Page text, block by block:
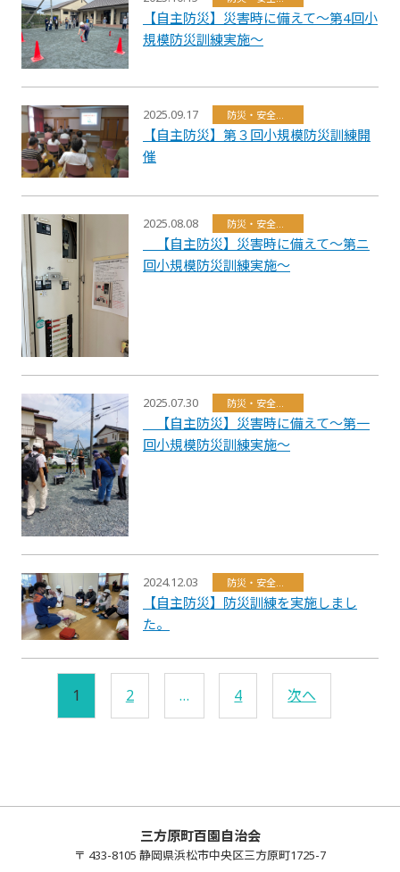
【自主防災】災害時に備えて～第4回小
規模防災訓練実施～
2025.09.17 防災・安全・環境・福祉
【自主防災】第３回小規模防災訓練開
催
2025.08.08
【自主防災】災害時に備えて～第ニ
回小規模防災訓練実施～
2025.07.30
【自主防災】災害時に備えて～第一
回小規模防災訓練実施～
2024.12.03
【自主防災】防災訓練を実施しまし
た。
1 2 … 4 次へ
三方原町百園自治会
〒 433-8105 静岡県浜松市中央区三方原町1725-7